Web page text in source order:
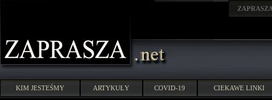
KIM JESTEŚMY ARTYKUŁY COVID-19 CIEKAWE LINKI